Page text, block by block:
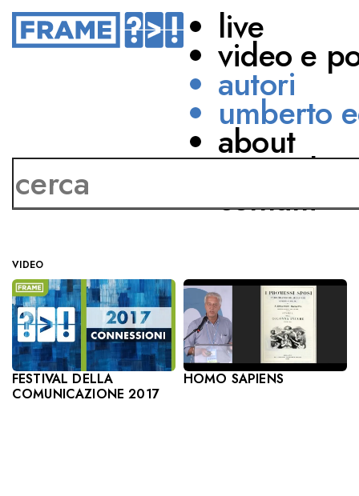
live
video e
autori
umberto
about
network
contatti
Guido Chelazzi
VIDEO
FESTIVAL DELLA
COMUNICAZIONE 2017
HOMO SAPIENS